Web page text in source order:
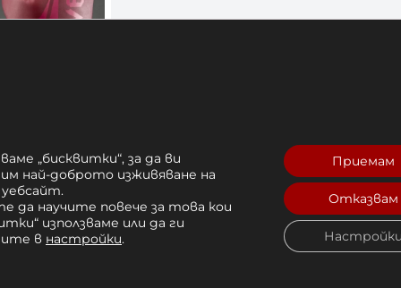
2.5 –
лв.
OZ
„бисквитки“, за да ви
най-доброто изживяване на
да научите повече за това кои
използваме или да ги
в настройки.
Приемам
Отказвам